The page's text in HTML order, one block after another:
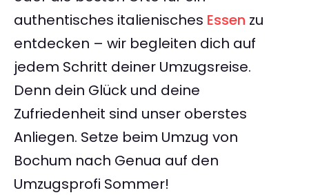
authentisches italienisches Essen zu
entdecken – wir begleiten dich auf
jedem Schritt deiner Umzugsreise.
Denn dein Glück und deine
Zufriedenheit sind unser oberstes
Anliegen. Setze beim Umzug von
Bochum nach Genua auf den
Umzugsprofi Sommer!